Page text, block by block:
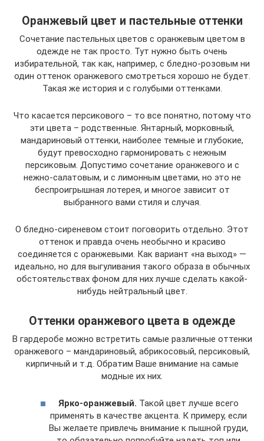
Оранжевый цвет и пастельные оттенки
Сочетание пастельных цветов с оранжевым цветом в
одежде не так просто. Тут нужно быть очень
избирательной, так как, например, с бледно-розовым ни
один оттенок оранжевого смотреться хорошо не будет.
Такая же история и с голубыми оттенками.
Что касается персикового – то все понятно, потому что
эти цвета – родственные. Янтарный, морковный,
мандариновый оттенки, наиболее темные и глубокие,
будут превосходно гармонировать с нежным
персиковым. Допустимо сочетание оранжевого и с
нежно-салатовым, и с лимонным цветами, но это не
беспроигрышная лотерея, и многое зависит от
выбранного вами стиля и случая.
О бледно-сиреневом стоит поговорить отдельно. Этот
оттенок и правда очень необычно и красиво
соединяется с оранжевыми. Как вариант «на выход» —
идеально, но для выгуливания такого образа в обычных
обстоятельствах фоном для них лучше сделать какой-
нибудь нейтральный цвет.
Оттенки оранжевого цвета в одежде
В гардеробе можно встретить самые различные оттенки
оранжевого – мандариновый, абрикосовый, персиковый,
кирпичный и т.д. Обратим Ваше внимание на самые
модные их них.
Ярко-оранжевый. Такой цвет лучше всего
применять в качестве акцента. К примеру, если
Вы желаете привлечь внимание к пышной груди,